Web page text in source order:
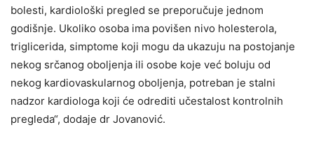
bolesti, kardiološki pregled se preporučuje jednom
godišnje. Ukoliko osoba ima povišen nivo holesterola,
triglicerida, simptome koji mogu da ukazuju na postojanje
nekog srčanog oboljenja ili osobe koje već boluju od
nekog kardiovaskularnog oboljenja, potreban je stalni
nadzor kardiologa koji će odrediti učestalost kontrolnih
pregleda“, dodaje dr Jovanović.